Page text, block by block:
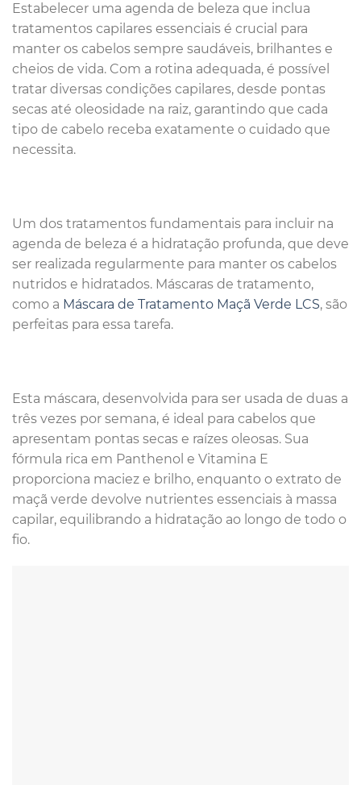
Estabelecer uma agenda de beleza que inclua
tratamentos capilares essenciais é crucial para
manter os cabelos sempre saudáveis, brilhantes e
cheios de vida. Com a rotina adequada, é possível
tratar diversas condições capilares, desde pontas
secas até oleosidade na raiz, garantindo que cada
tipo de cabelo receba exatamente o cuidado que
necessita.
Um dos tratamentos fundamentais para incluir na
agenda de beleza é a hidratação profunda, que deve
ser realizada regularmente para manter os cabelos
nutridos e hidratados. Máscaras de tratamento,
como a Máscara de Tratamento Maçã Verde LCS, são
perfeitas para essa tarefa.
Esta máscara, desenvolvida para ser usada de duas a
três vezes por semana, é ideal para cabelos que
apresentam pontas secas e raízes oleosas. Sua
fórmula rica em Panthenol e Vitamina E
proporciona maciez e brilho, enquanto o extrato de
maçã verde devolve nutrientes essenciais à massa
capilar, equilibrando a hidratação ao longo de todo o
fio.